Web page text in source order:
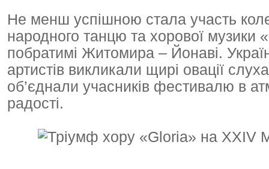
Не менш успішною стала участь
народного танцю та хорової музики
побратимі Житомира – Йонаві.
артистів викликали щирі овації
об’єднали учасників фестивалю в
радості.